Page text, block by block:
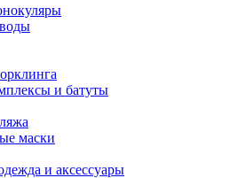
и батуты
маски
и аксессуары